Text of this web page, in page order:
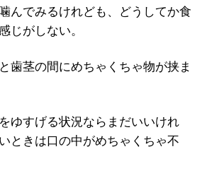
んでみるけれども、どうしてか食
じがしない。
歯茎の間にめちゃくちゃ物が挟ま
ゆすげる状況ならまだいいけれ
ときは口の中がめちゃくちゃ不